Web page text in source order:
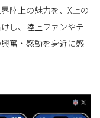
陸上の魅力を、X上の
し、陸上ファンやテ
奮・感動を身近に感